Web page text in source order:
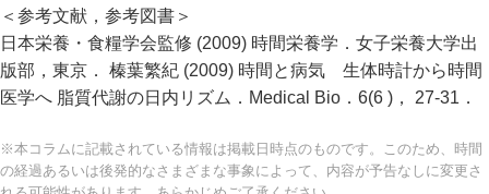
＜参考文献，参考図書＞
日本栄養・食糧学会監修 (2009) 時間栄養学．女子栄養大学出
版部，東京． 榛葉繁紀 (2009) 時間と病気 生体時計から時間
医学へ 脂質代謝の日内リズム．Medical Bio．6(6 )， 27-31．
※本コラムに記載されている情報は掲載日時点のものです。このため、時間
の経過あるいは後発的なさまざまな事象によって、内容が予告なしに変更さ